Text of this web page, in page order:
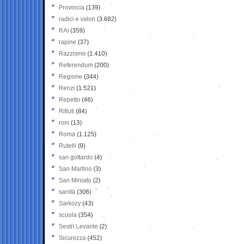
Provincia (139)
radici e valori (3.682)
RAI (359)
rapine (37)
Razzismo (1.410)
Referendum (200)
Regione (344)
Renzi (1.521)
Repetto (46)
Rifiuti (84)
rom (13)
Roma (1.125)
Rutelli (9)
san gottardo (4)
San Martino (3)
San Miniato (2)
sanità (306)
Sarkozy (43)
scuola (354)
Sestri Levante (2)
Sicurezza (452)